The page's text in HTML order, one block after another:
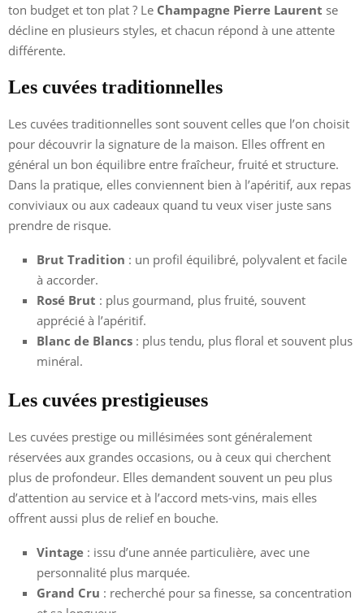
ton budget et ton plat ? Le Champagne Pierre Laurent se
décline en plusieurs styles, et chacun répond à une attente
différente.
Les cuvées traditionnelles
Les cuvées traditionnelles sont souvent celles que l’on choisit
pour découvrir la signature de la maison. Elles offrent en
général un bon équilibre entre fraîcheur, fruité et structure.
Dans la pratique, elles conviennent bien à l’apéritif, aux repas
conviviaux ou aux cadeaux quand tu veux viser juste sans
prendre de risque.
Brut Tradition : un profil équilibré, polyvalent et facile
à accorder.
Rosé Brut : plus gourmand, plus fruité, souvent
apprécié à l’apéritif.
Blanc de Blancs : plus tendu, plus floral et souvent plus
minéral.
Les cuvées prestigieuses
Les cuvées prestige ou millésimées sont généralement
réservées aux grandes occasions, ou à ceux qui cherchent
plus de profondeur. Elles demandent souvent un peu plus
d’attention au service et à l’accord mets-vins, mais elles
offrent aussi plus de relief en bouche.
Vintage : issu d’une année particulière, avec une
personnalité plus marquée.
Grand Cru : recherché pour sa finesse, sa concentration